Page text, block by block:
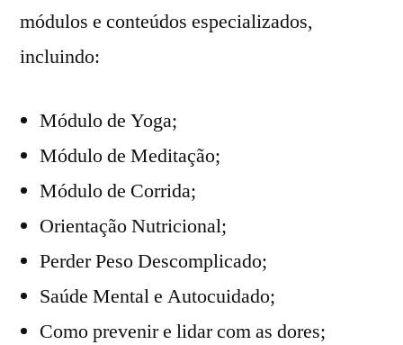
módulos e conteúdos especializados,
incluindo:
Módulo de Yoga;
Módulo de Meditação;
Módulo de Corrida;
Orientação Nutricional;
Perder Peso Descomplicado;
Saúde Mental e Autocuidado;
Como prevenir e lidar com as dores;